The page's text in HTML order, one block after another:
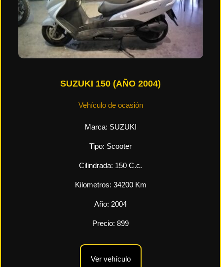
SUZUKI 150 (AÑO 2004)
Vehículo de ocasión
Marca: SUZUKI
Tipo: Scooter
Cilindrada: 150 C.c.
Kilometros: 34200Km
Año: 2004
Precio: 899
Ver vehículo